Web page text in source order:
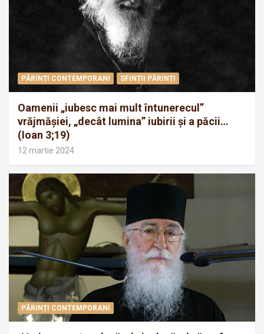
PĂRINȚI CONTEMPORANI SFINȚII PĂRINȚI
Oamenii „iubesc mai mult întunerecul”
vrăjmăşiei, „decât lumina” iubirii şi a păcii…
(Ioan 3;19)
12 martie 2024
PĂRINȚI CONTEMPORANI